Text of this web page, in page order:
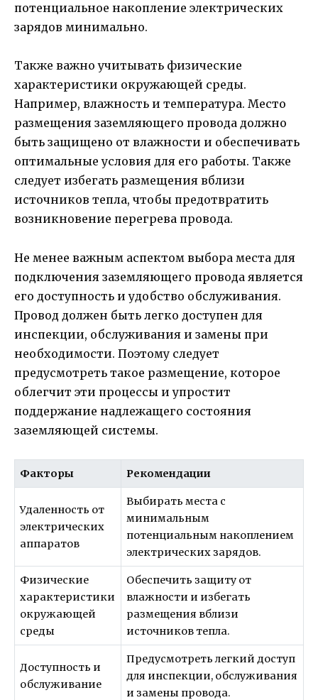
потенциальное накопление электрических
зарядов минимально.
Также важно учитывать физические
характеристики окружающей среды.
Например, влажность и температура. Место
размещения заземляющего провода должно
быть защищено от влажности и обеспечивать
оптимальные условия для его работы. Также
следует избегать размещения вблизи
источников тепла, чтобы предотвратить
возникновение перегрева провода.
Не менее важным аспектом выбора места для
подключения заземляющего провода является
его доступность и удобство обслуживания.
Провод должен быть легко доступен для
инспекции, обслуживания и замены при
необходимости. Поэтому следует
предусмотреть такое размещение, которое
облегчит эти процессы и упростит
поддержание надлежащего состояния
заземляющей системы.
Факторы Рекомендации
Удаленность от
электрических
аппаратов
Выбирать места с
минимальным
потенциальным накоплением
электрических зарядов.
Физические
характеристики
окружающей
среды
Обеспечить защиту от
влажности и избегать
размещения вблизи
источников тепла.
Доступность и
обслуживание
Предусмотреть легкий доступ
для инспекции, обслуживания
и замены провода.